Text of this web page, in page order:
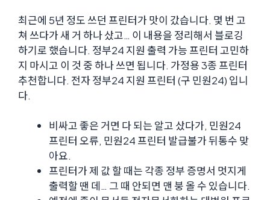
최근에 5년 정도 쓰던 프린터가 맛이 갔습니다. 몇 번 고
쳐 쓰다가 새 거 하나 샀고… 이 내용을 정리해서 블로깅
하기로 했습니다. 정부24 지원 출력 가능 프린터 고민하
지 마시고 이 것 중 하나 쓰면 됩니다. 가정용 3종 프린터
추천합니다. 전자 정부24 지원 프린터 (구 민원24) 입니
다.
비싸고 좋은 거면 다 되는 알고 샀다가, 민원24
프린터 오류, 민원24 프린터 발급불가 뒤통수 맞
아요.
프린터가 제 값 할 때는 각종 정부 증명서 멋지게
출력할 땐 데… 그 때 안되면 맨 붕 올 수 있습니다.